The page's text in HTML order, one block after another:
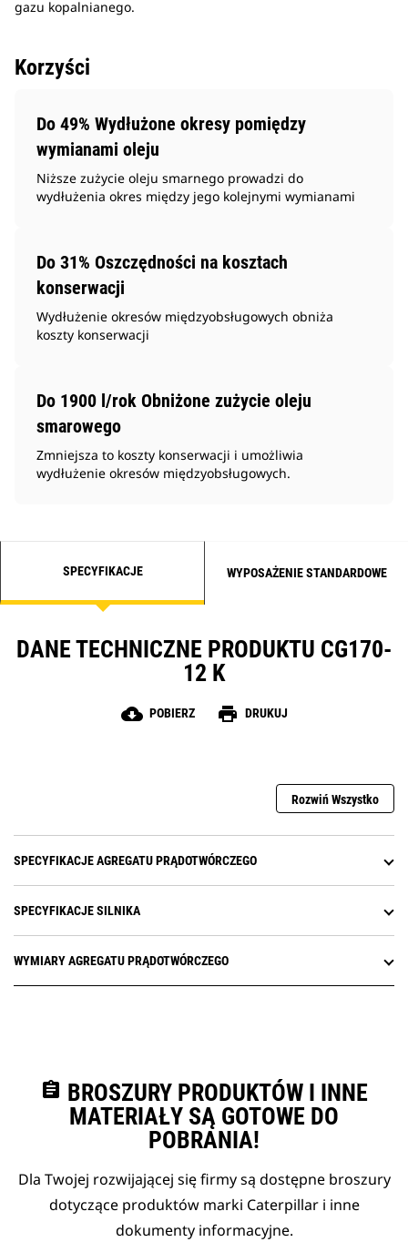
gazu kopalnianego.
Korzyści
Do 49% Wydłużone okresy pomiędzy
wymianami oleju
Niższe zużycie oleju smarnego prowadzi do
wydłużenia okres między jego kolejnymi wymianami
Do 31% Oszczędności na kosztach
konserwacji
Wydłużenie okresów międzyobsługowych obniża
koszty konserwacji
Do 1900 l/rok Obniżone zużycie oleju
smarowego
Zmniejsza to koszty konserwacji i umożliwia
wydłużenie okresów międzyobsługowych.
SPECYFIKACJE WYPOSAŻENIE STANDARDOWE
DANE TECHNICZNE PRODUKTU CG170-
12 K
cloud_download POBIERZ print DRUKUJ
Rozwiń Wszystko
SPECYFIKACJE AGREGATU PRĄDOTWÓRCZEGO
SPECYFIKACJE SILNIKA
WYMIARY AGREGATU PRĄDOTWÓRCZEGO
assignment BROSZURY PRODUKTÓW I INNE
MATERIAŁY SĄ GOTOWE DO
POBRANIA!
Dla Twojej rozwijającej się firmy są dostępne broszury
dotyczące produktów marki Caterpillar i inne
dokumenty informacyjne.